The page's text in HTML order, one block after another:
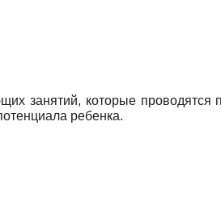
занятий, которые проводятся
ребенка.